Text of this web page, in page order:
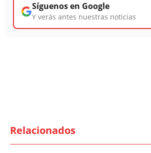
Síguenos en Google
Y verás antes nuestras noticias
Relacionados